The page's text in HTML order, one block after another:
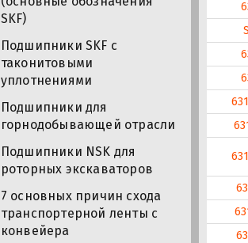
SKF)
Подшипники SKF с
таконитовыми
уплотнениями
Подшипники для
горнодобывающей отрасли
Подшипники NSK для
роторных экскаваторов
7 основных причин схода
транспортерной ленты с
конвейера